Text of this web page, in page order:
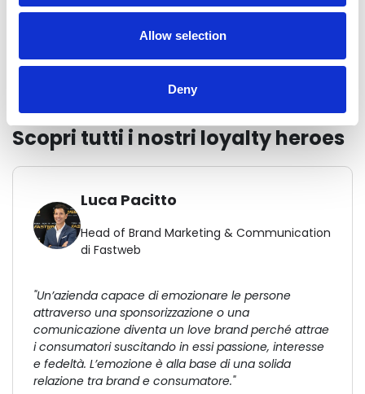
Allow selection
Deny
Un evento unico organizzato da TEDX Torino in
collaborazione con Advice Group!
Moderatore: Enrico Gentina - licenziatario e curatore
Scopri tutti i nostri loyalty heroes
Luca Pacitto
Head of Brand Marketing & Communication
di Fastweb
"Un’azienda capace di emozionare le persone
attraverso una sponsorizzazione o una
comunicazione diventa un love brand perché attrae
i consumatori suscitando in essi passione, interesse
e fedeltà. L’emozione è alla base di una solida
relazione tra brand e consumatore."